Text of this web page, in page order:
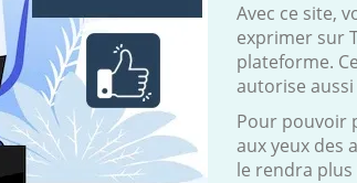
Avec ce site,
exprimer sur
plateforme.
autorise
Pour pouvoir
aux yeux des
le rendra